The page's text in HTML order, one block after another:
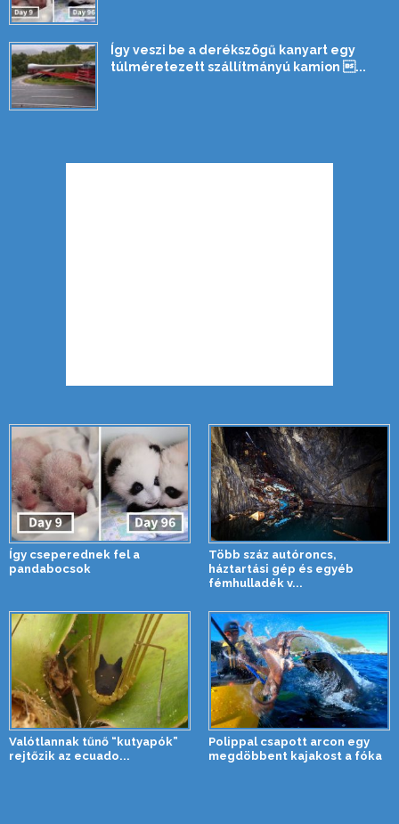
Így veszi be a derékszögű kanyart egy
túlméretezett szállítmányú kamion ...
Így cseperednek fel a
pandabocsok
Több száz autóroncs,
háztartási gép és egyéb
fémhulladék v...
Valótlannak tűnő “kutyapók”
rejtőzik az ecuado...
Polippal csapott arcon egy
megdöbbent kajakost a fóka